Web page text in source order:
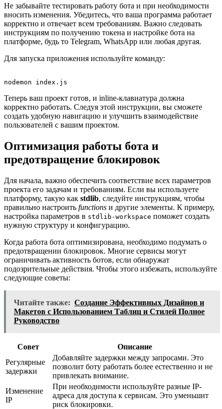
Не забывайте тестировать работу бота и при необходимости
вносить изменения. Убедитесь, что ваша программа работает
корректно и отвечает всем требованиям. Важно следовать
инструкциям по получению токена и настройке бота на
платформе, будь то Telegram, WhatsApp или любая другая.
Для запуска приложения используйте команду:
Теперь ваш проект готов, и inline-клавиатура должна
корректно работать. Следуя этой инструкции, вы сможете
создать удобную навигацию и улучшить взаимодействие
пользователей с вашим проектом.
Оптимизация работы бота и
предотвращение блокировок
Для начала, важно обеспечить соответствие всех параметров
проекта его задачам и требованиям. Если вы используете
платформу, такую как stdlib, следуйте инструкциям, чтобы
правильно настроить functions и другие элементы. К примеру,
настройка параметров в stdlib-workspace поможет создать
нужную структуру и конфигурацию.
Когда работа бота оптимизирована, необходимо подумать о
предотвращении блокировок. Многие сервисы могут
ограничивать активность ботов, если обнаружат
подозрительные действия. Чтобы этого избежать, используйте
следующие советы:
Читайте также: Создание Эффективных Дизайнов и
Макетов с Использованием Таблиц и Стилей Полное
Руководство
Совет
Описание
Регулярные
задержки
Добавляйте задержки между запросами. Это
позволит боту работать более естественно и не
привлекать внимание.
Изменение
IP
При необходимости используйте разные IP-
адреса для доступа к сервисам. Это уменьшит
риск блокировки.